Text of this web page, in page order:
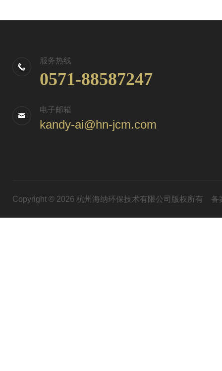
服务热线
0571-88587247
电子邮箱
kandy-ai@hn-jcm.com
Copyright © 2026 杭州海纳环保技术有限公司版权所有 备